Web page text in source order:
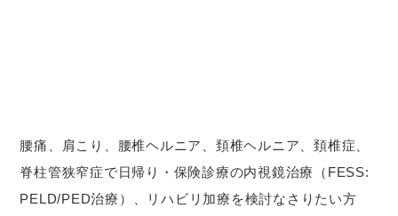
腰痛、肩こり、腰椎ヘルニア、頚椎ヘルニア、頚椎症、
脊柱管狭窄症で日帰り・保険診療の内視鏡治療（FESS:
PELD/PED治療）、リハビリ加療を検討なさりたい方